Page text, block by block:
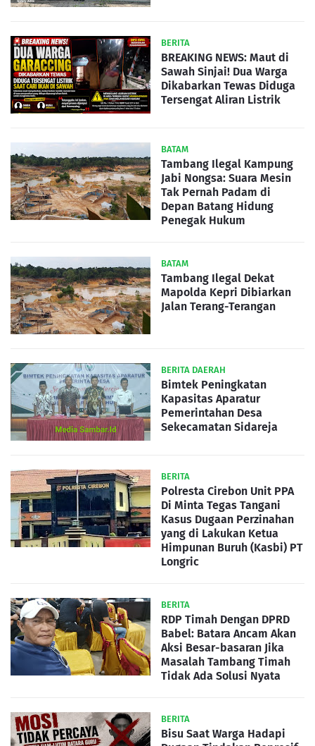
BERITA
BREAKING NEWS: Maut di
Sawah Sinjai! Dua Warga
Dikabarkan Tewas Diduga
Tersengat Aliran Listrik
BATAM
Tambang Ilegal Kampung
Jabi Nongsa: Suara Mesin
Tak Pernah Padam di
Depan Batang Hidung
Penegak Hukum
BATAM
Tambang Ilegal Dekat
Mapolda Kepri Dibiarkan
Jalan Terang-Terangan
BERITA DAERAH
Bimtek Peningkatan
Kapasitas Aparatur
Pemerintahan Desa
Sekecamatan Sidareja
BERITA
Polresta Cirebon Unit PPA
Di Minta Tegas Tangani
Kasus Dugaan Perzinahan
yang di Lakukan Ketua
Himpunan Buruh (Kasbi) PT
Longric
BERITA
RDP Timah Dengan DPRD
Babel: Batara Ancam Akan
Aksi Besar-basaran Jika
Masalah Tambang Timah
Tidak Ada Solusi Nyata
BERITA
Bisu Saat Warga Hadapi